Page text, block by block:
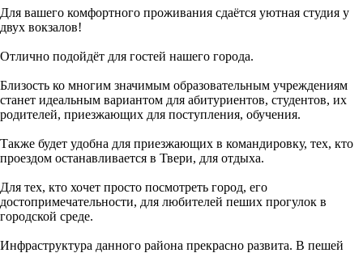
Для вашего комфортного проживания сдаётся уютная студия у
двух вокзалов!
Отлично подойдёт для гостей нашего города.
Близость ко многим значимым образовательным учреждениям
станет идеальным вариантом для абитуриентов, студентов, их
родителей, приезжающих для поступления, обучения.
Также будет удобна для приезжающих в командировку, тех, кто
проездом останавливается в Твери, для отдыха.
Для тех, кто хочет просто посмотреть город, его
достопримечательности, для любителей пеших прогулок в
городской среде.
Инфраструктура данного района прекрасно развита. В пешей